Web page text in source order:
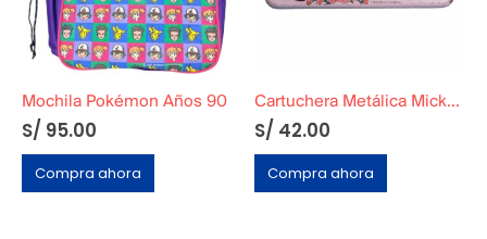
Mochila Pokémon Años 90
S/ 95.00
Compra ahora
Cartuchera Metálica Mickey y Minnie Original
S/ 42.00
Compra ahora